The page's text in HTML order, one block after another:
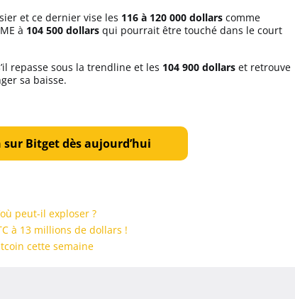
et ce dernier vise les 116 à 120 000 dollars comme
à 104 500 dollars qui pourrait être touché dans le court
repasse sous la trendline et les 104 900 dollars et retrouve
sa baisse.
Bitget dès aujourd’hui
peut-il exploser ?
à 13 millions de dollars !
cette semaine